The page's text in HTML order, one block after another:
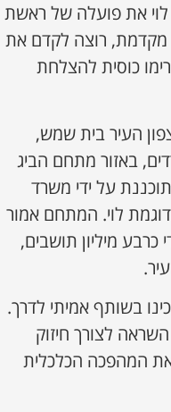
את פועלה של ראשת
מקדמת, רוצה לקדם את
כוסית להצלחת
העיר בית שמש,
באזור מתחם הביג
על ידי משרד
דוגמת לוי. המתחם אמור
מיליון תושבים,
בשותף אמיתי לדרך.
לצורך חיזוק
המהפכה הכלכלית